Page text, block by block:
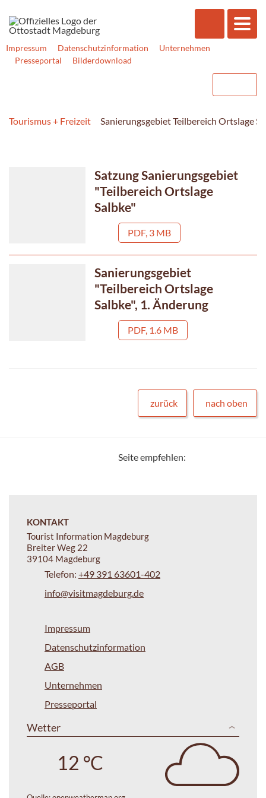
Impressum Datenschutzinformation
Unternehmen
Presseportal
Bilderdownload
Tourismus + Freizeit Sanierungsgebiet Teilbereich Ortslage
Satzung Sanierungsgebiet
"Teilbereich Ortslage
Salbke"
PDF, 3 MB
Sanierungsgebiet
"Teilbereich Ortslage
Salbke", 1. Änderung
PDF, 1.6 MB
zurück nach oben
Seite empfehlen:
KONTAKT
Tourist Information Magdeburg
Breiter Weg 22
39104 Magdeburg
Telefon: +49 391 63601-402
info@visitmagdeburg.de
Impressum
Datenschutzinformation
AGB
Unternehmen
Presseportal
Wetter
12 °C